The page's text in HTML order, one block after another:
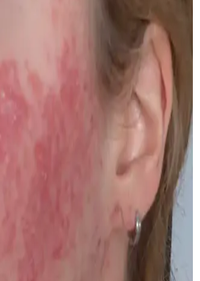
bir sorundur. Kirpiklerin
Maskara ve takma kirpikten
yapmak iyileşmeyi
ve Cilt Sağlığını
için kritik bir adımdır.
ve çift aşamalı temizlik gibi
yaşlanmayı geciktirir.
Lekelerinin Önlenmesi